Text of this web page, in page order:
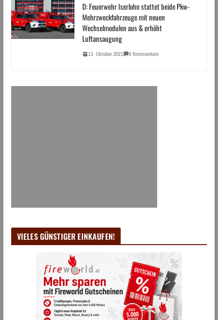
D: Feuerwehr Iserlohn stattet beide Pkw-
Mehrzweckfahrzeuge mit neuen
Wechselmodulen aus & erhöht
Luftansaugung
13. Oktober 2021 0 Kommentare
VIELES GÜNSTIGER EINKAUFEN!